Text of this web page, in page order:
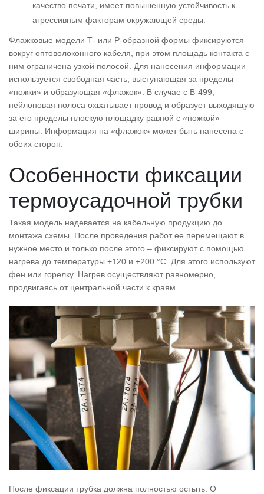
качество печати, имеет повышенную устойчивость к
агрессивным факторам окружающей среды.
Флажковые модели Т- или Р-образной формы фиксируются
вокруг оптоволоконного кабеля, при этом площадь контакта с
ним ограничена узкой полосой. Для нанесения информации
используется свободная часть, выступающая за пределы
«ножки» и образующая «флажок». В случае с B-499,
нейлоновая полоса охватывает провод и образует выходящую
за его пределы плоскую площадку равной с «ножкой»
ширины. Информация на «флажок» может быть нанесена с
обеих сторон.
Особенности фиксации
термоусадочной трубки
Такая модель надевается на кабельную продукцию до
монтажа схемы. После проведения работ ее перемещают в
нужное место и только после этого – фиксируют с помощью
нагрева до температуры +120 и +200 °С. Для этого используют
фен или горелку. Нагрев осуществляют равномерно,
продвигаясь от центральной части к краям.
После фиксации трубка должна полностью остыть. О